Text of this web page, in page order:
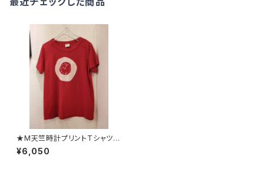
★M天竺時計プリントTシャツ(8
223C012) GRIN グリン
¥6,050